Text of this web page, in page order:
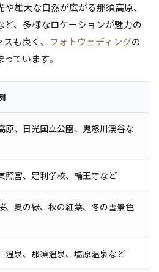
雄大な自然が広がる那須高原、
、多様なロケーションが魅力の
も良く、 フォトウェディングの
ています。
原、日光国立公園、鬼怒川渓谷な
照宮、足利学校、輪王寺など
、夏の緑、秋の紅葉、冬の雪景色
温泉、那須温泉、塩原温泉など